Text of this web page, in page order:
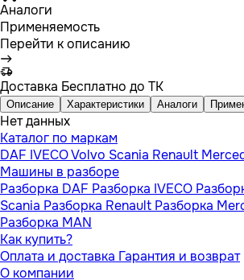
Аналоги
Применяемость
Перейти к описанию
Доставка Бесплатно до ТК
Описание Характеристики Аналоги
Нет данных
Каталог по маркам
DAF IVECOVolvo Scania Renault
Машины в разборе
Разборка DAF Разборка IVECO
Scania Разборка Renault Разборка
Разборка MAN
Как купить?
Оплата и доставка Гарантия и возврат
О компании